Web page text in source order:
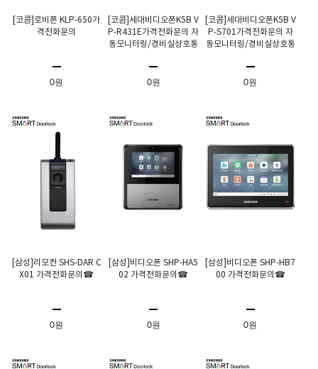
[코콤]로비폰 KLP-650가
격전화문의
0원
[코콤]세대비디오폰K5B V
P-R431E가격전화문의 자
동모니터링/경비실상호통
0원
[코콤]세대비디오폰K5B V
P-S701가격전화문의 자
동모니터링/경비실상호통
0원
[삼성]리모컨 SHS-DAR C
X01 가격전화문의☎
0원
[삼성]비디오폰 SHP-HA5
02 가격전화문의☎
0원
[삼성]비디오폰 SHP-HB7
00 가격전화문의☎
0원